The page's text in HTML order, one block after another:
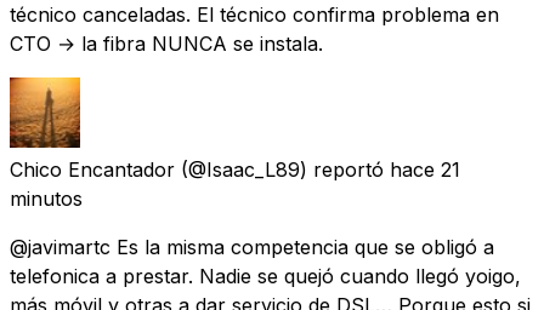
técnico canceladas. El técnico confirma problema en
CTO → la fibra NUNCA se instala.
Chico Encantador (@Isaac_L89) reportó hace 21
minutos
@javimartc Es la misma competencia que se obligó a
telefonica a prestar. Nadie se quejó cuando llegó yoigo,
más móvil y otras a dar servicio de DSL… Porque esto si